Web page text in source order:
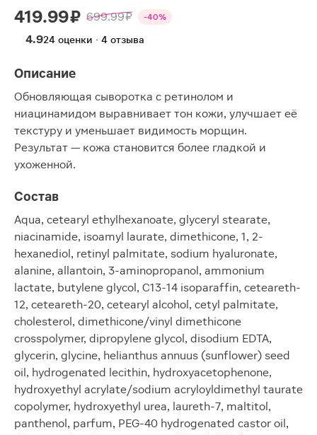
419.99 ₽ 699.99 ₽ -40%
4.924 оценки · 4 отзыва
Описание
Обновляющая сыворотка с ретинолом и
ниацинамидом выравнивает тон кожи, улучшает её
текстуру и уменьшает видимость морщин.
Результат — кожа становится более гладкой и
ухоженной.
Состав
Aqua, cetearyl ethylhexanoate, glyceryl stearate,
niacinamide, isoamyl laurate, dimethicone, 1, 2-
hexanediol, retinyl palmitate, sodium hyaluronate,
alanine, allantoin, 3-aminopropanol, ammonium
lactate, butylene glycol, C13-14 isoparaffin, ceteareth-
12, ceteareth-20, cetearyl alcohol, cetyl palmitate,
cholesterol, dimethicone/vinyl dimethicone
crosspolymer, dipropylene glycol, disodium EDTA,
glycerin, glycine, helianthus annuus (sunflower) seed
oil, hydrogenated lecithin, hydroxyacetophenone,
hydroxyethyl acrylate/sodium acryloyldimethyl taurate
copolymer, hydroxyethyl urea, laureth-7, maltitol,
panthenol, parfum, PEG-40 hydrogenated castor oil,